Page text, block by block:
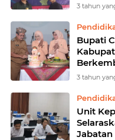
3 tahun
Bupati
3 tahun
Unit